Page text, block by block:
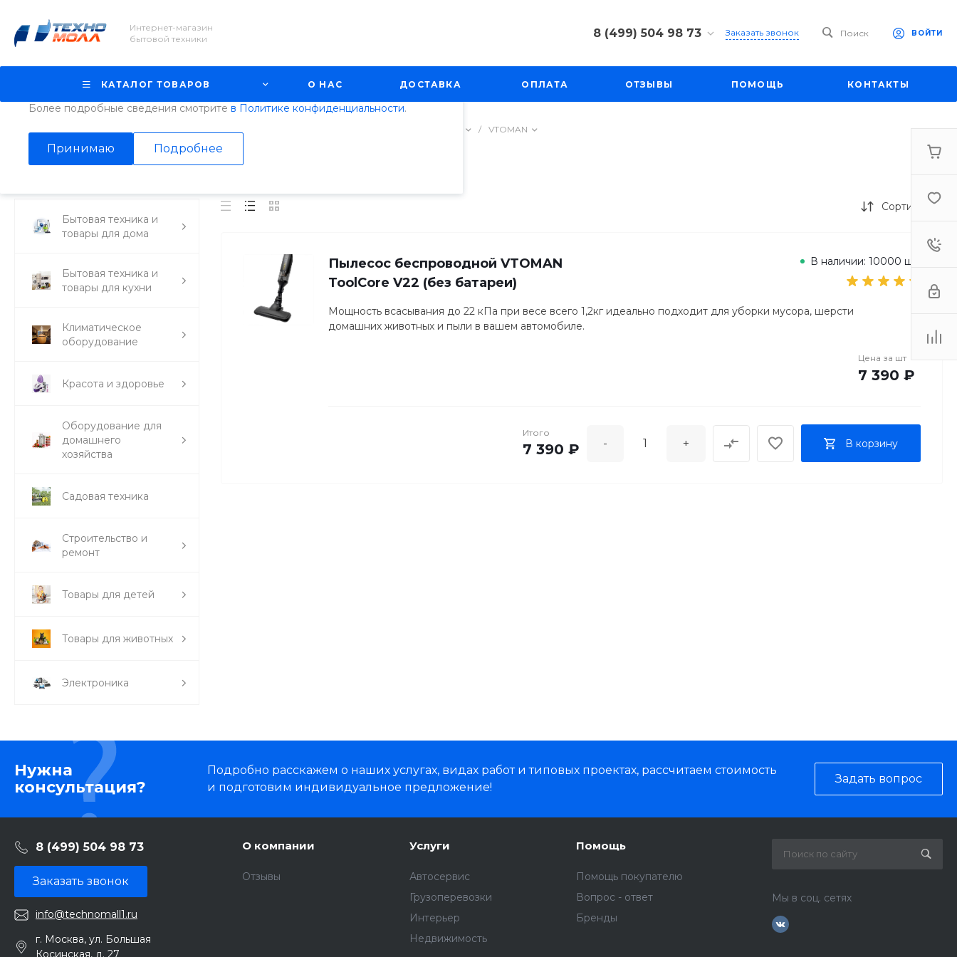
Использование файлов Cookie
Мы используем файлы cookie, разработанные нашими специалистами и
третьими лицами, для анализа событий на нашем веб-сайте. Продолжая
Более подробные сведения смотрите в Политике конфиденциальности.
Принимаю Подробнее
Интернет-магазин
бытовой техники
8 (499) 504 98 73
8 (499) 504 98 73
г. Москва, ул. Большая
Заказать звонок Поиск ВОЙТИ
КАТАЛОГ ТОВАРОВ О НАС ДОСТАВКА ОПЛАТА ОТЗЫВЫ ПОМОЩЬ КОНТАКТЫ
/ VTOMAN
VTOMAN
Бытовая техника и
товары для дома
Бытовая техника и
товары для кухни
Климатическое
оборудование
Красота и здоровье
Оборудование для
домашнего
хозяйства
Садовая техника
Строительство и
ремонт
Товары для детей
Товары для животных
Электроника
Сортировка
Пылесос беспроводной VTOMAN
ToolCore V22 (без батареи)
В наличии: 10000 шт.
Мощность всасывания до 22 кПа при весе всего 1,2кг идеально подходит для уборки мусора, шерсти
домашних животных и пыли в вашем автомобиле.
Цена за шт
7 390 ₽
Итого
7 390 ₽ - + В корзину
Нужна
консультация?
Подробно расскажем о наших услугах, видах работ и типовых проектах, рассчитаем стоимость
и подготовим индивидуальное предложение!
Задать вопрос
8 (499) 504 98 73
Заказать звонок
info@technomall1.ru
г. Москва, ул. Большая
О компании
Отзывы
Услуги
Автосервис
Грузоперевозки
Интерьер
Недвижимость
Помощь
Помощь покупателю
Вопрос - ответ
Бренды
Мы в соц. сетях